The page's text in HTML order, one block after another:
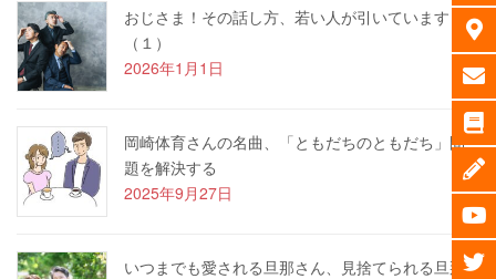
おじさま！その話し方、若い人が引いています
（１）
2026年1月1日
岡崎体育さんの名曲、「ともだちのともだち」問
題を解決する
2025年9月27日
いつまでも愛される旦那さん、見捨てられる旦那